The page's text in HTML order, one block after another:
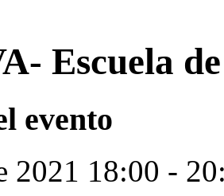
Escuela
evento
2021 18:00 -